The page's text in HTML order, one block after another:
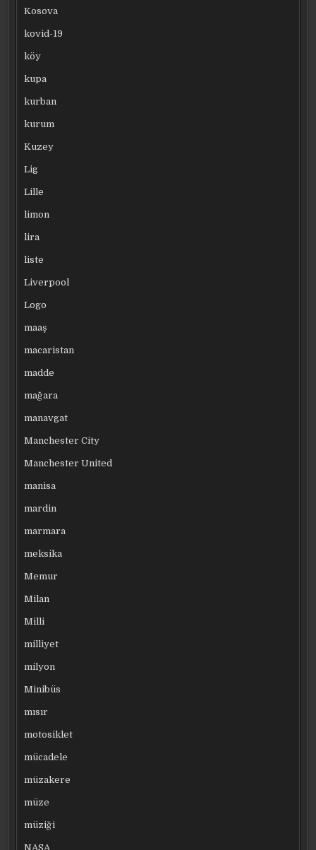
Kosova
kovid-19
köy
kupa
kurban
kurum
Kuzey
Lig
Lille
limon
lira
liste
Liverpool
Logo
maaş
macaristan
madde
mağara
manavgat
Manchester City
Manchester United
manisa
mardin
marmara
meksika
Memur
Milan
Milli
milliyet
milyon
Minibüs
mısır
motosiklet
mücadele
müzakere
müze
müziği
NASA